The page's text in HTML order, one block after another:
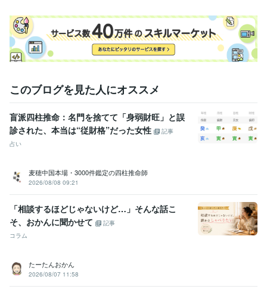
その他ツール
電話占いサイトの電話占い師:4年ママ歴 :3年
ます 大切な方と心を結ぶ秘訣を占います♡
育児 ママ 夫婦 家族 人間関係 恋愛 彼氏 彼女 占い
占い 夢を叶えるコツを占います 仕事について占います（転職・才
能・時期）
仕事 企業 夢 目標 転職 時期 運気 占い ビジネス 副業
このブログを見た人にオススメ
盲派四柱推命：名門を捨てて「身弱財旺」と誤
診された、本当は“従財格”だった女性
記事
占い
麦穂中国本場・3000件鑑定の四柱推命師
2026/08/08 09:21
「相談するほどじゃないけど…」そんな話こ
そ、おかんに聞かせて
記事
コラム
たーたんおかん
2026/08/07 11:58